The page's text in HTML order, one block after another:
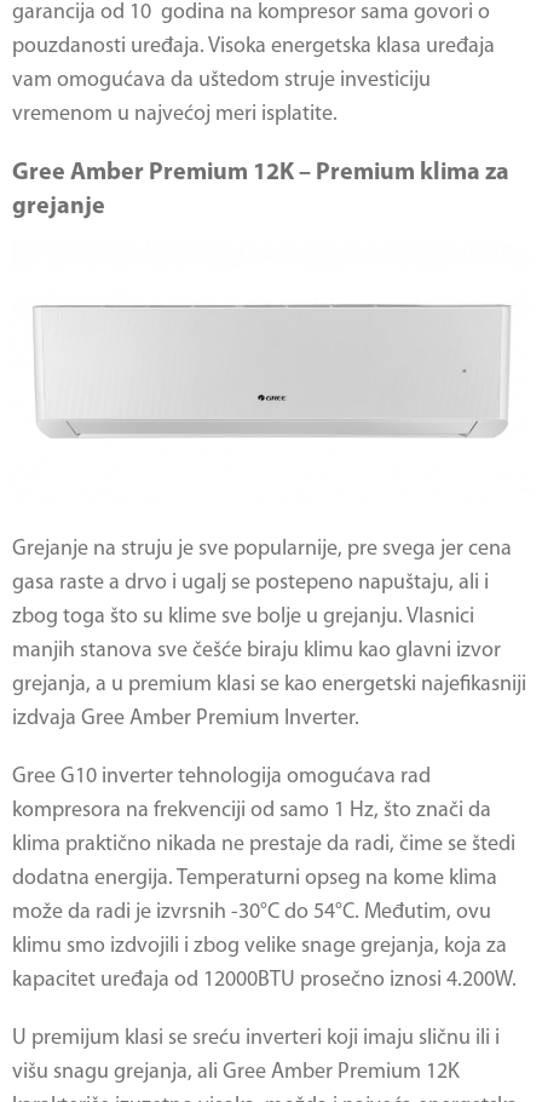
garancija od 10 godina na kompresor sama govori o
pouzdanosti uređaja. Visoka energetska klasa uređaja
vam omogućava da uštedom struje investiciju
vremenom u najvećoj meri isplatite.
Gree Amber Premium 12K – Premium klima za
grejanje
Grejanje na struju je sve popularnije, pre svega jer cena
gasa raste a drvo i ugalj se postepeno napuštaju, ali i
zbog toga što su klime sve bolje u grejanju. Vlasnici
manjih stanova sve češće biraju klimu kao glavni izvor
grejanja, a u premium klasi se kao energetski najefikasniji
izdvaja Gree Amber Premium Inverter.
Gree G10 inverter tehnologija omogućava rad
kompresora na frekvenciji od samo 1 Hz, što znači da
klima praktično nikada ne prestaje da radi, čime se štedi
dodatna energija. Temperaturni opseg na kome klima
može da radi je izvrsnih -30°C do 54°C. Međutim, ovu
klimu smo izdvojili i zbog velike snage grejanja, koja za
kapacitet uređaja od 12000BTU prosečno iznosi 4.200W.
U premijum klasi se sreću inverteri koji imaju sličnu ili i
višu snagu grejanja, ali Gree Amber Premium 12K